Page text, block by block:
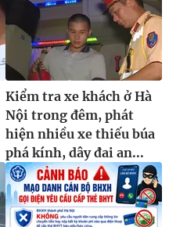
Kiểm tra xe khách ở Hà
Nội trong đêm, phát
hiện nhiều xe thiếu búa
phá kính, dây đai an...